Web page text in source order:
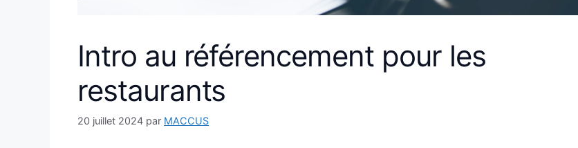
Intro au référencement pour les
restaurants
20 juillet 2024 par MACCUS